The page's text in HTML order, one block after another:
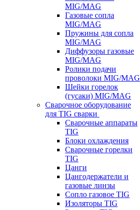
MIG/MAG
Газовые сопла
MIG/MAG
Пружины для сопла
MIG/MAG
Диффузоры газовые
MIG/MAG
Ролики подачи
проволоки MIG/MAG
Шейки горелок
(гусаки) MIG/MAG
Сварочное оборудование
для TIG сварки
Сварочные аппараты
TIG
Блоки охлаждения
Сварочные горелки
TIG
Цанги
Цангодержатели и
газовые линзы
Сопло газовое TIG
Изоляторы TIG